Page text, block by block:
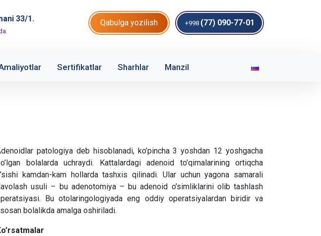
33/1. Qabulga yozilish +998 (77) 090-77-01
Sertifikatlar Sharhlar Manzil
patologiya deb hisoblanadi, ko’pincha 3 yoshdan 12 yoshgacha
bolalarda uchraydi. Kattalardagi adenoid to’qimalarining ortiqcha
kamdan-kam hollarda tashxis qilinadi. Ular uchun yagona samarali
usuli – bu adenotomiya – bu adenoid o’simliklarini olib tashlash
Bu otolaringologiyada eng oddiy operatsiyalardan biridir va
bolalikda amalga oshiriladi.